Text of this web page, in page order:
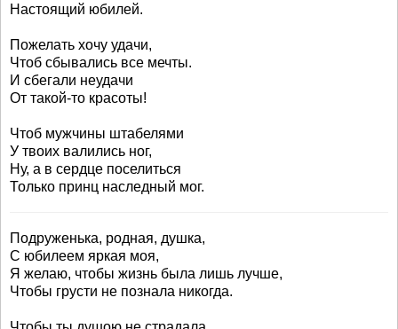
Настоящий юбилей.
Пожелать хочу удачи,
Чтоб сбывались все мечты.
И сбегали неудачи
От такой-то красоты!
Чтоб мужчины штабелями
У твоих валились ног,
Ну, а в сердце поселиться
Только принц наследный мог.
Подруженька, родная, душка,
С юбилеем яркая моя,
Я желаю, чтобы жизнь была лишь лучше,
Чтобы грусти не познала никогда.